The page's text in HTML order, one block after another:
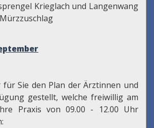
Krieglach und Langenwang
Sie den Plan der Ärztinnen und
gestellt, welche freiwillig am
Praxis von 09.00 - 12.00 Uhr